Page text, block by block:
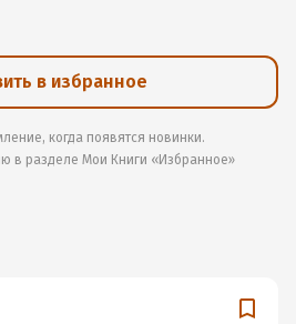
в избранное
когда появятся новинки.
в разделе Мои Книги «Избранное»